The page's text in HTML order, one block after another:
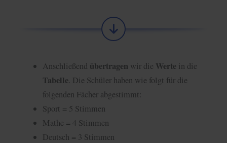
Anschließend übertragen wir die Werte in die
Tabelle . Die Schüler haben wie folgt für die
folgenden Fächer abgestimmt:
Sport = 5 Stimmen
Mathe = 4 Stimmen
Deutsch = 3 Stimmen